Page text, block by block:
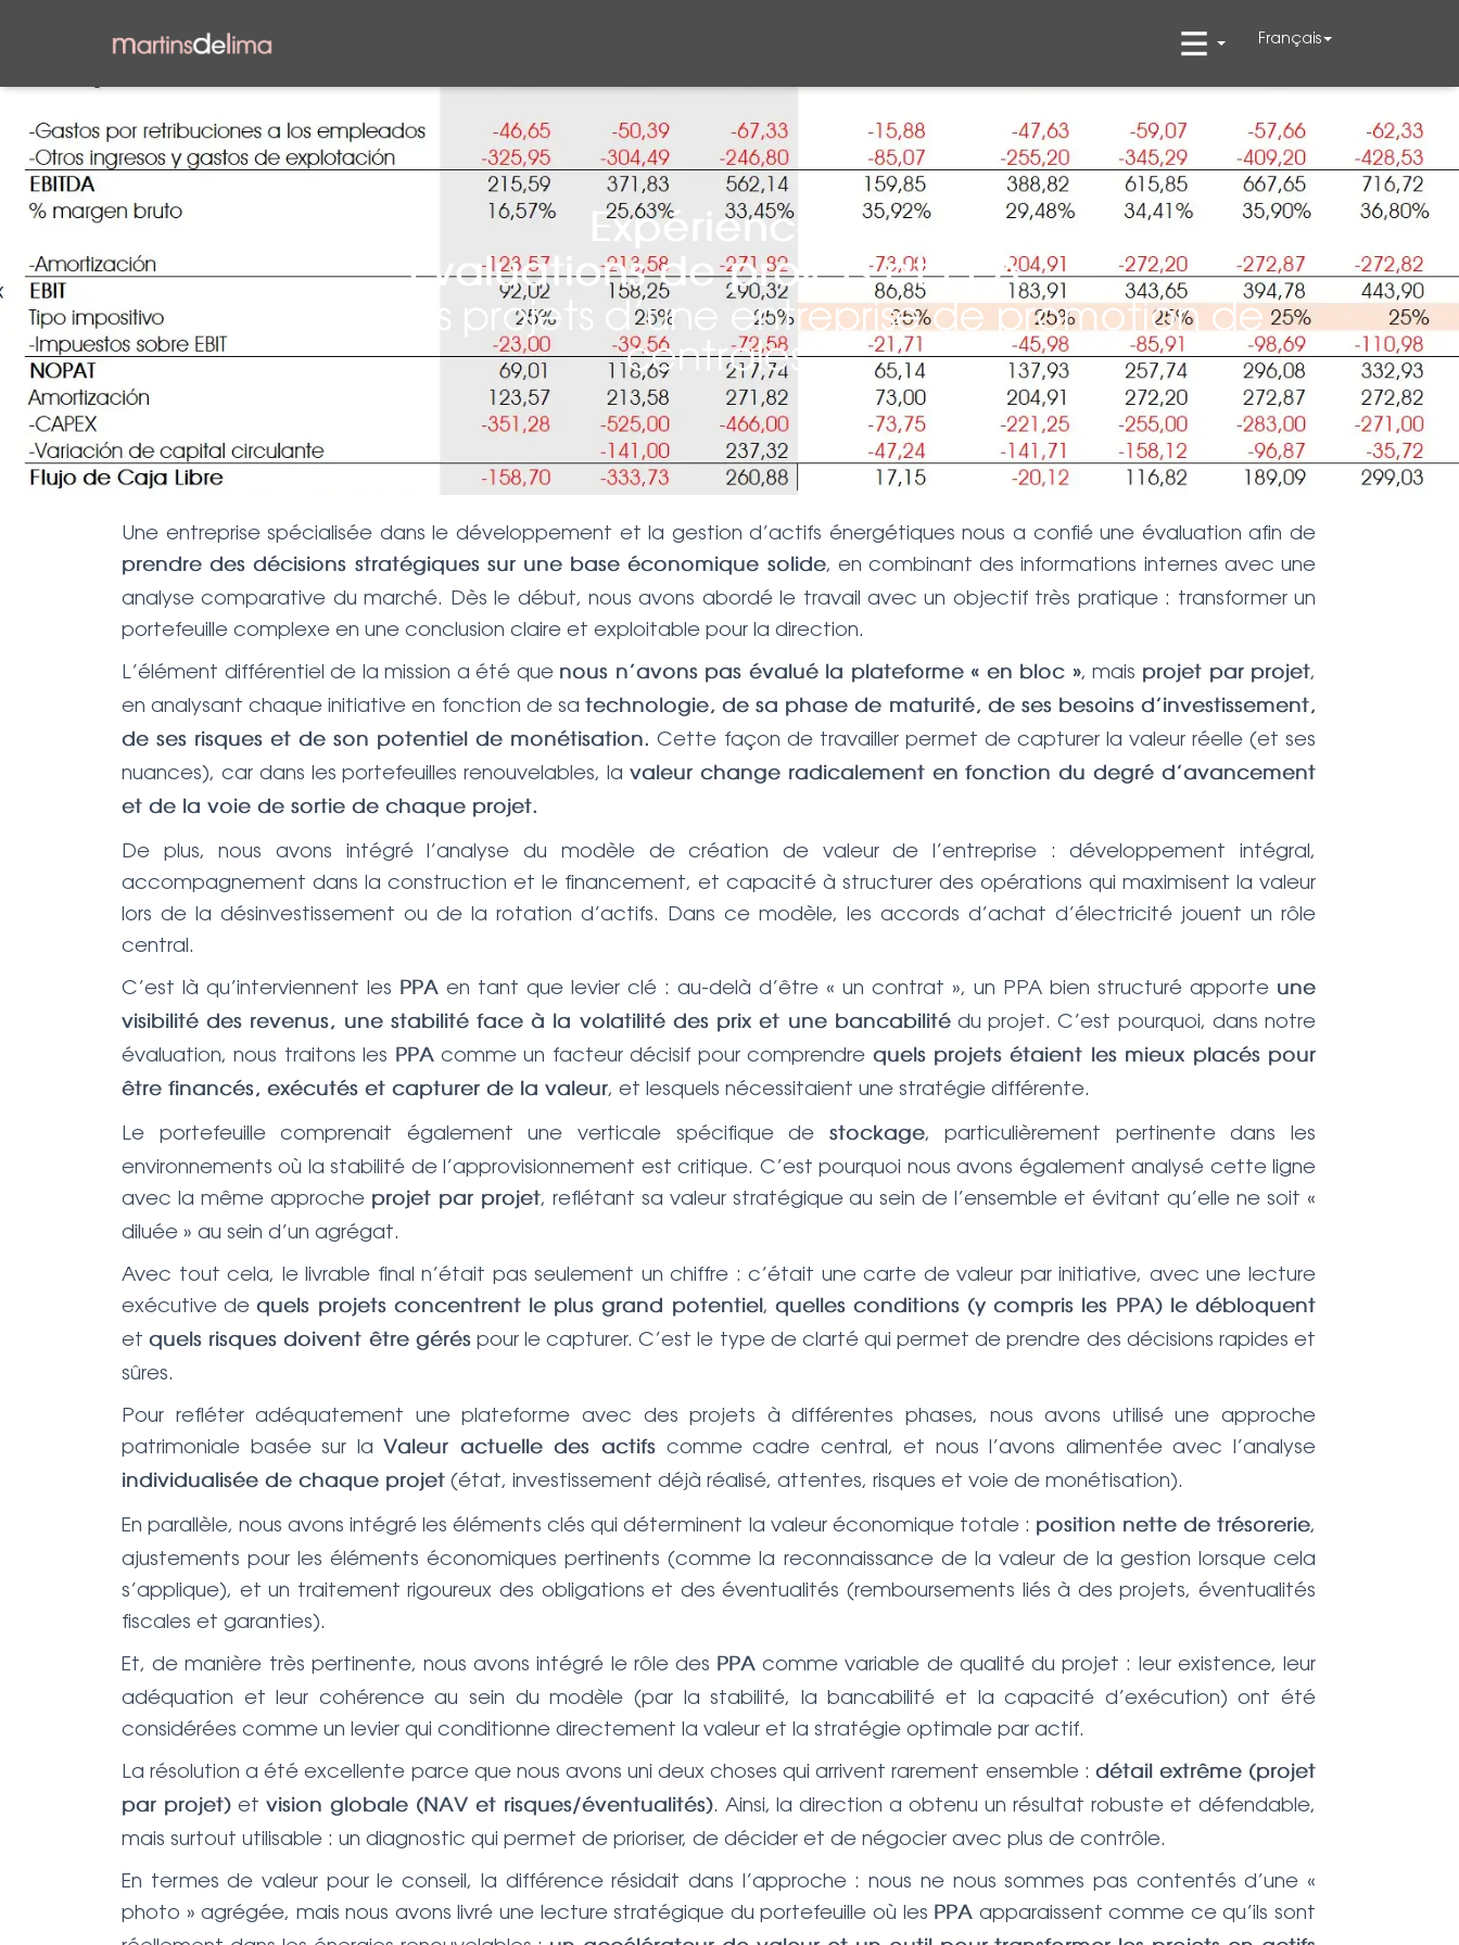
Français
Expériences
Évaluations de projets et PPA
Évaluation des projets d’une entreprise de promotion de
centrales
Une entreprise spécialisée dans le développement et la gestion d’actifs énergétiques nous a confié une évaluation afin de
prendre des décisions stratégiques sur une base économique solide, en combinant des informations internes avec une
analyse comparative du marché. Dès le début, nous avons abordé le travail avec un objectif très pratique : transformer un
portefeuille complexe en une conclusion claire et exploitable pour la direction.
L’élément différentiel de la mission a été que nous n’avons pas évalué la plateforme « en bloc », mais projet par projet,
en analysant chaque initiative en fonction de sa technologie, de sa phase de maturité, de ses besoins d’investissement,
de ses risques et de son potentiel de monétisation. Cette façon de travailler permet de capturer la valeur réelle (et ses
nuances), car dans les portefeuilles renouvelables, la valeur change radicalement en fonction du degré d’avancement
et de la voie de sortie de chaque projet.
De plus, nous avons intégré l’analyse du modèle de création de valeur de l’entreprise : développement intégral,
accompagnement dans la construction et le financement, et capacité à structurer des opérations qui maximisent la valeur
lors de la désinvestissement ou de la rotation d’actifs. Dans ce modèle, les accords d’achat d’électricité jouent un rôle
central.
C’est là qu’interviennent les
PPA en tant que levier clé : au-delà d’être « un contrat », un PPA bien structuré apporte une
visibilité des revenus, une stabilité face à la volatilité des prix et une bancabilitédu projet. C’est pourquoi, dans notre
évaluation, nous traitons les
PPAcomme un facteur décisif pour comprendre quels projets étaient les mieux placés pour
être financés, exécutés et capturer de la valeur, et lesquels nécessitaient une stratégie différente.
Le portefeuille comprenait également une verticale spécifique de
stockage, particulièrement pertinente dans les
environnements où la stabilité de l’approvisionnement est critique. C’est pourquoi nous avons également analysé cette ligne
avec la même approche projet par projet, reflétant sa valeur stratégique au sein de l’ensemble et évitant qu’elle ne soit «
diluée » au sein d’un agrégat.
Avec tout cela, le livrable final n’était pas seulement un chiffre : c’était une carte de valeur par initiative, avec une lecture
exécutive dequels projets concentrent le plus grand potentiel, quelles conditions (y compris les PPA) le débloquent
etquels risques doivent être géréspour le capturer. C’est le type de clarté qui permet de prendre des décisions rapides et
sûres.
Pour refléter adéquatement une plateforme avec des projets à différentes phases, nous avons utilisé une approche
patrimoniale basée sur laValeur actuelle des actifscomme cadre central, et nous l’avons alimentée avec l’analyse
individualisée de chaque projet (état, investissement déjà réalisé, attentes, risques et voie de monétisation).
En parallèle, nous avons intégré les éléments clés qui déterminent la valeur économique totale : position nette de trésorerie,
ajustements pour les éléments économiques pertinents (comme la reconnaissance de la valeur de la gestion lorsque cela
s’applique), et un traitement rigoureux des obligations et des éventualités (remboursements liés à des projets, éventualités
fiscales et garanties).
Et, de manière très pertinente, nous avons intégré le rôle des PPA comme variable de qualité du projet : leur existence, leur
adéquation et leur cohérence au sein du modèle (par la stabilité, la bancabilité et la capacité d’exécution) ont été
considérées comme un levier qui conditionne directement la valeur et la stratégie optimale par actif.
La résolution a été excellente parce que nous avons uni deux choses qui arrivent rarement ensemble : détail extrême (projet
par projet)et vision globale (NAV et risques/éventualités). Ainsi, la direction a obtenu un résultat robuste et défendable,
mais surtout utilisable : un diagnostic qui permet de prioriser, de décider et de négocier avec plus de contrôle.
En termes de valeur pour le conseil, la différence résidait dans l’approche : nous ne nous sommes pas contentés d’une «
photo » agrégée, mais nous avons livré une lecture stratégique du portefeuille où les PPA apparaissent comme ce qu’ils sont